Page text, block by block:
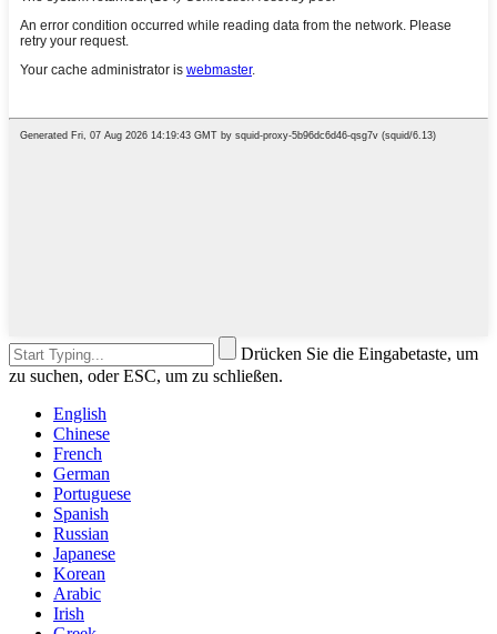
Drücken Sie die Eingabetaste, um
zu suchen, oder ESC, um zu schließen.
English
Chinese
French
German
Portuguese
Spanish
Russian
Japanese
Korean
Arabic
Irish